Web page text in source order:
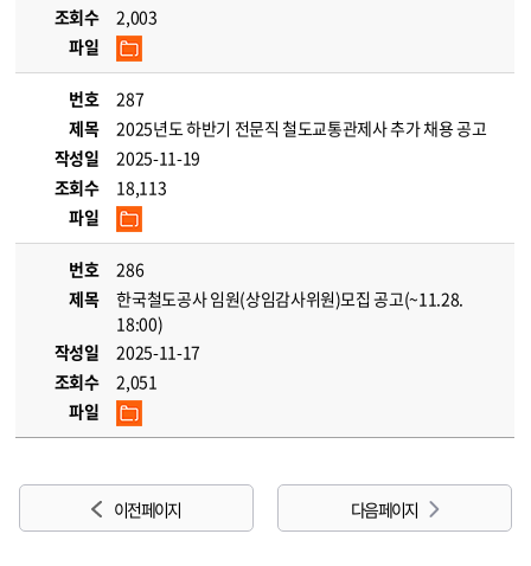
조회수
2,003
파일
번호
287
제목
2025년도 하반기 전문직 철도교통관제사 추가 채용 공고
작성일
2025-11-19
조회수
18,113
파일
번호
286
제목
한국철도공사 임원(상임감사위원)모집 공고(~11.28.
18:00)
작성일
2025-11-17
조회수
2,051
파일
이전 페이지 다음 페이지